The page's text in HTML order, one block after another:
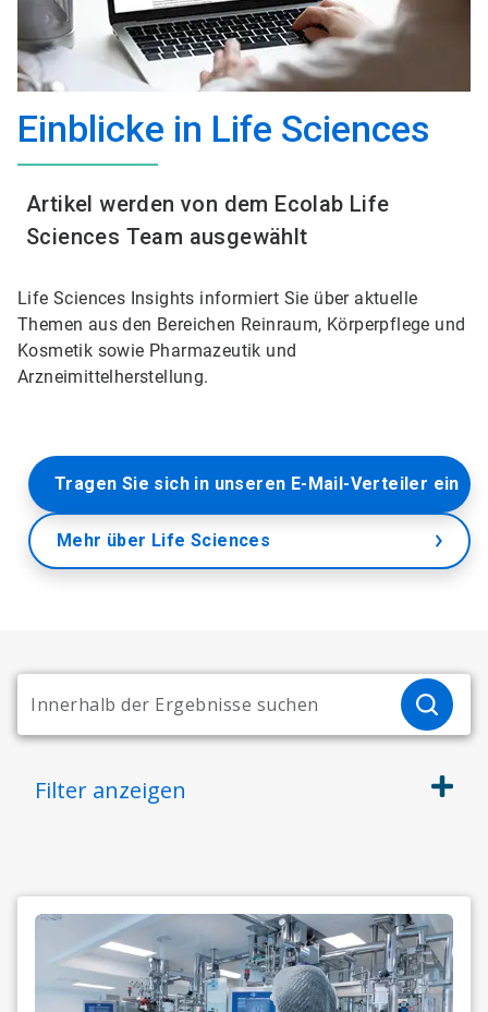
Einblicke in Life Sciences
Artikel werden von dem Ecolab Life
Sciences Team ausgewählt
Life Sciences Insights informiert Sie über aktuelle
Themen aus den Bereichen Reinraum, Körperpflege und
Kosmetik sowie Pharmazeutik und
Arzneimittelherstellung.
Tragen Sie sich in unseren E-Mail-Verteiler ein
Mehr über Life Sciences
Filter anzeigen